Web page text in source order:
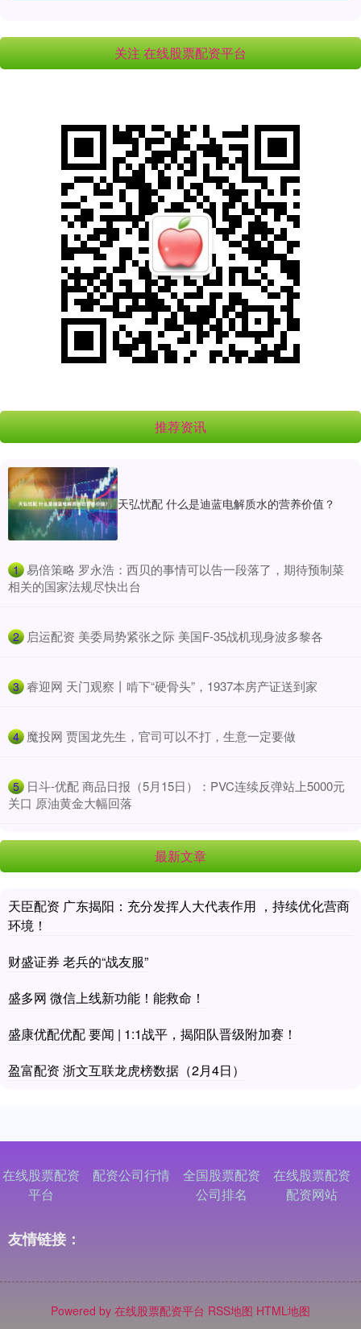
关注 在线股票配资平台
推荐资讯
天弘忧配 什么是迪蓝电解质水的营养价值？
1 ​易倍策略 罗永浩：西贝的事情可以告一段落了，期待预制菜
相关的国家法规尽快出台
2 ​启运配资 美委局势紧张之际 美国F-35战机现身波多黎各
3 ​睿迎网 天门观察丨啃下“硬骨头”，1937本房产证送到家
4 ​魔投网 贾国龙先生，官司可以不打，生意一定要做
5 ​日斗-优配 商品日报（5月15日）：PVC连续反弹站上5000元
关口 原油黄金大幅回落
最新文章
天臣配资 广东揭阳：充分发挥人大代表作用 ，持续优化营商
环境！
财盛证券 老兵的“战友服”
盛多网 微信上线新功能！能救命！
盛康优配优配 要闻 | 1:1战平，揭阳队晋级附加赛！
盈富配资 浙文互联龙虎榜数据（2月4日）
在线股票配资
平台
配资公司行情
全国股票配资
公司排名
在线股票配资
配资网站
友情链接：
Powered by 在线股票配资平台 RSS地图 HTML地图